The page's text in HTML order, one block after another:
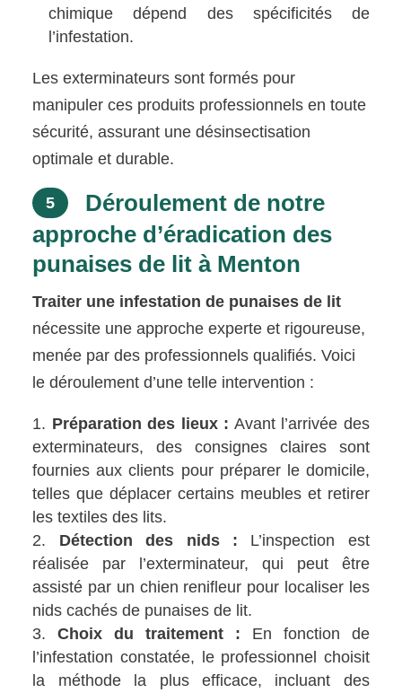
chimique dépend des spécificités de
l’infestation.
Les exterminateurs sont formés pour
manipuler ces produits professionnels en toute
sécurité, assurant une désinsectisation
optimale et durable.
5
Déroulement de notre
approche d’éradication des
punaises de lit à Menton
Traiter une infestation de punaises de lit
nécessite une approche experte et rigoureuse,
menée par des professionnels qualifiés. Voici
le déroulement d’une telle intervention :
Préparation des lieux : Avant l’arrivée des
exterminateurs, des consignes claires sont
fournies aux clients pour préparer le domicile,
telles que déplacer certains meubles et retirer
les textiles des lits.
Détection des nids : L’inspection est
réalisée par l’exterminateur, qui peut être
assisté par un chien renifleur pour localiser les
nids cachés de punaises de lit.
Choix du traitement : En fonction de
l’infestation constatée, le professionnel choisit
la méthode la plus efficace, incluant des